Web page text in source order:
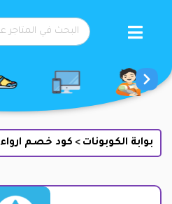
بوابة الكوبونات > كود خصم ارواء